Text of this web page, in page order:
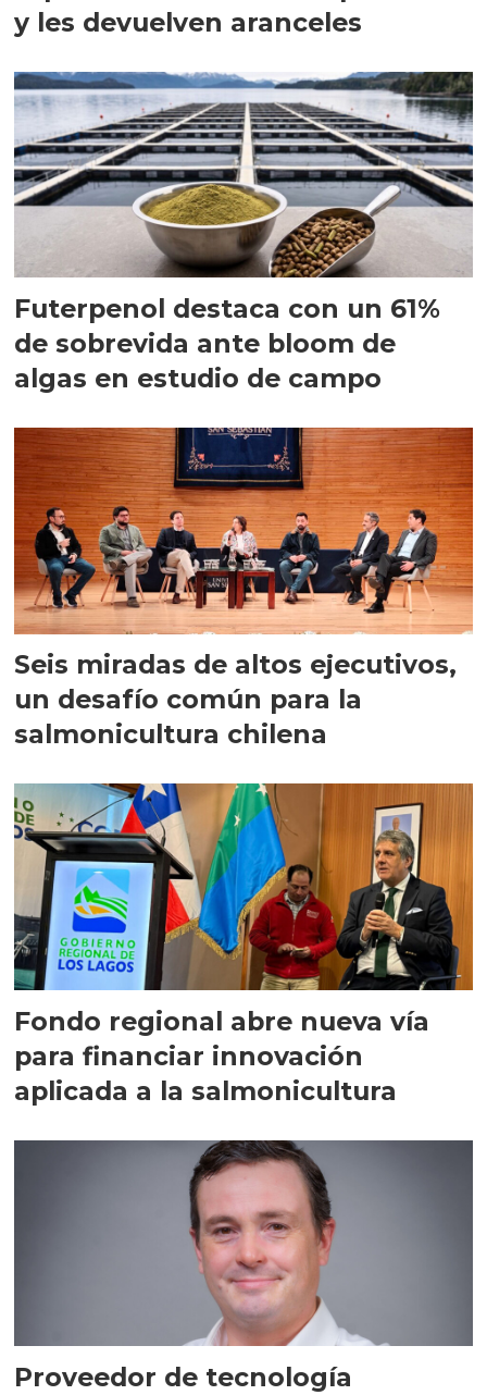
y les devuelven aranceles
Futerpenol destaca con un 61%
de sobrevida ante bloom de
algas en estudio de campo
Seis miradas de altos ejecutivos,
un desafío común para la
salmonicultura chilena
Fondo regional abre nueva vía
para financiar innovación
aplicada a la salmonicultura
Proveedor de tecnología